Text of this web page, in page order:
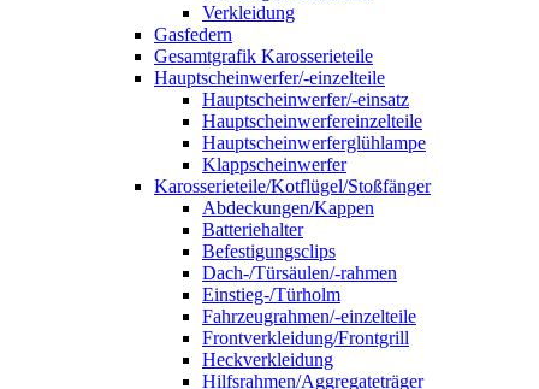
Verkleidung
Gasfedern
Gesamtgrafik Karosserieteile
Hauptscheinwerfer/-einzelteile
Hauptscheinwerfer/-einsatz
Hauptscheinwerfereinzelteile
Hauptscheinwerferglühlampe
Klappscheinwerfer
Karosserieteile/Kotflügel/Stoßfänger
Abdeckungen/Kappen
Batteriehalter
Befestigungsclips
Dach-/Türsäulen/-rahmen
Einstieg-/Türholm
Fahrzeugrahmen/-einzelteile
Frontverkleidung/Frontgrill
Heckverkleidung
Hilfsrahmen/Aggregateträger